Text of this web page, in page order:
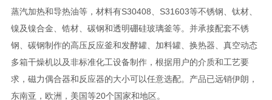
蒸汽加热和导热油等，材料有S30408、S31603等不锈钢、钛材、
镍及镍合金、锆材、碳钢和透明硼硅玻璃釜等。并承接配套不锈
钢、碳钢制作的高压反应釜和发酵罐、加料罐、换热器、真空动态
多箱干燥机以及非标准化工设备制作，根据用户的介质和工艺要
求，磁力偶合器和反应器的大小可以任意选配。产品已远销伊朗，
东南亚，欧洲，美国等20个国家和地区。